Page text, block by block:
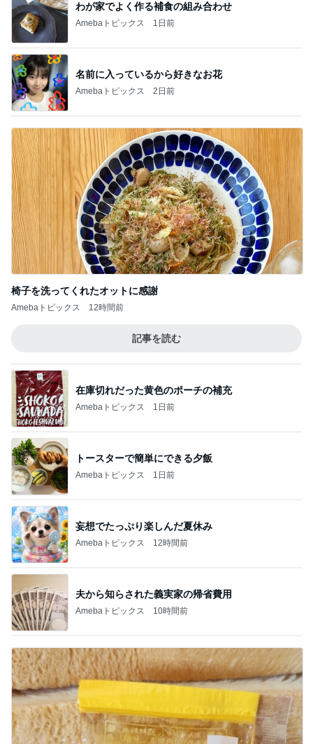
わが家でよく作る補食の組み合わせ
Amebaトピックス 1日前
名前に入っているから好きなお花
Amebaトピックス 2日前
椅子を洗ってくれたオットに感謝
Amebaトピックス 12時間前
記事を読む
在庫切れだった黄色のポーチの補充
Amebaトピックス 1日前
トースターで簡単にできる夕飯
Amebaトピックス 1日前
妄想でたっぷり楽しんだ夏休み
Amebaトピックス 12時間前
夫から知らされた義実家の帰省費用
Amebaトピックス 10時間前